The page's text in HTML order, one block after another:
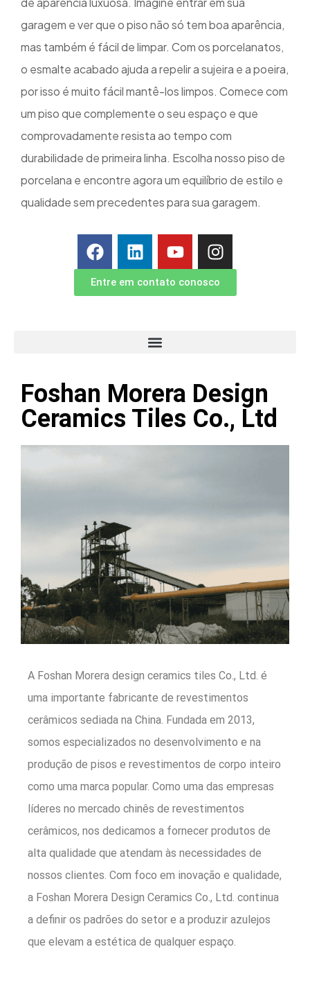
garagem e ver que o piso não só tem boa aparência,
mas também é fácil de limpar. Com os porcelanatos,
o esmalte acabado ajuda a repelir a sujeira e a poeira,
por isso é muito fácil mantê-los limpos. Comece com
um piso que complemente o seu espaço e que
comprovadamente resista ao tempo com
durabilidade de primeira linha. Escolha nosso piso de
porcelana e encontre agora um equilíbrio de estilo e
qualidade sem precedentes para sua garagem.
Entre em contato conosco
Foshan Morera Design
Ceramics Tiles Co., Ltd
A Foshan Morera design ceramics tiles Co., Ltd. é
uma importante fabricante de revestimentos
cerâmicos sediada na China. Fundada em 2013,
somos especializados no desenvolvimento e na
produção de pisos e revestimentos de corpo inteiro
como uma marca popular. Como uma das empresas
líderes no mercado chinês de revestimentos
cerâmicos, nos dedicamos a fornecer produtos de
alta qualidade que atendam às necessidades de
nossos clientes. Com foco em inovação e qualidade,
a Foshan Morera Design Ceramics Co., Ltd. continua
a definir os padrões do setor e a produzir azulejos
que elevam a estética de qualquer espaço.